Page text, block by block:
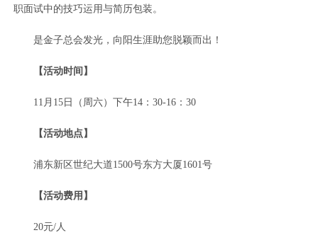
职面试中的技巧运用与简历包装。
是金子总会发光，向阳生涯助您脱颖而出！
【活动时间】
11月15日（周六）下午14：30-16：30
【活动地点】
浦东新区世纪大道1500号东方大厦1601号
【活动费用】
20元/人